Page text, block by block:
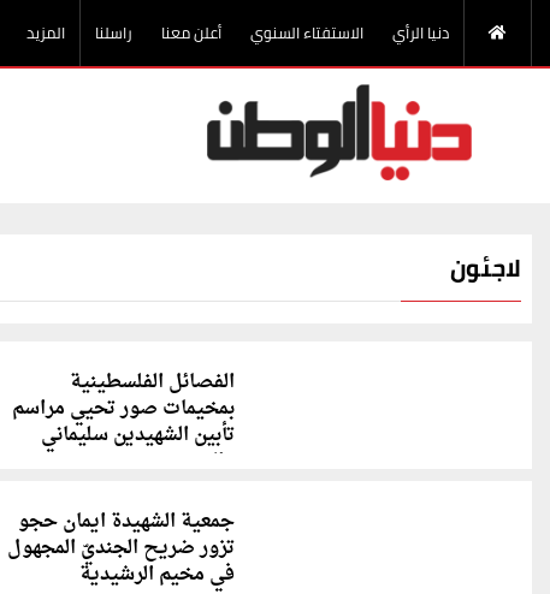
دنيا الرأي الاستفتاء السنوي أعلن معنا راسلنا المزيد
لاجئون
الفصائل الفلسطينية
بمخيمات صور تحيي مراسم
تأبين الشهيدين سليماني
والمهندس
جمعية الشهيدة ايمان حجو
تزور ضريح الجنديّ المجهول
في مخيم الرشيدية